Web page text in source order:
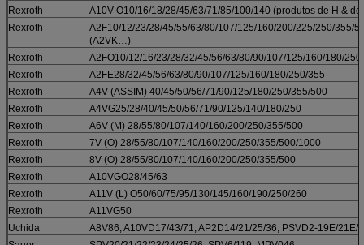
Rexroth
A10V O10/16/18/28/45/63/71/85/100/140 (produtos de H &
Rexroth
A2F10/12/23/28/45/55/63/80/107/125/160/200/225/250/355/
(A2VK…)
Rexroth
A2FO10/12/16/23/28/32/45/56/63/80/90/107/125/160/180/
Rexroth
A2FE28/32/45/56/63/80/90/107/125/160/180/250/355
Rexroth
A4V (ASSIM) 40/45/50/56/71/90/125/180/250/355/500
Rexroth
A4VG25/28/40/45/50/56/71/90/125/140/180/250
Rexroth
A6V (M) 28/55/80/107/140/160/200/250/355/500
Rexroth
7V (O) 28/55/80/107/140/160/200/250/355/500/1000
Rexroth
8V (O) 28/55/80/107/140/160/200/250/355/500
Rexroth
A10VGO28/45/63
Rexroth
A11V (L) O50/60/75/95/130/145/160/190/250/260
Rexroth
A11VG50
Uchida
A8V86; A10VD17/43/71; AP2D14/21/25/36; PSVD2-19E/21E/